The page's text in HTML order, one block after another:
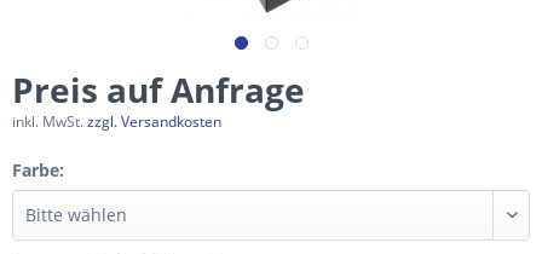
Preis auf Anfrage
inkl. MwSt.zzgl. Versandkosten
Farbe: